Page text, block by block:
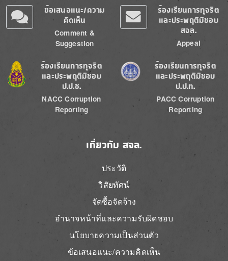
ข้อเสนอแนะ/ความ
คิดเห็น
Comment &
Suggestion
ร้องเรียนการทุจริต
และประพฤติมิชอบ
สจล.
Appeal
Image
ร้องเรียนการทุจริต
และประพฤติมิชอบ
ป.ป.ช.
NACC Corruption
Reporting
Image
ร้องเรียนการทุจริต
และประพฤติมิชอบ
ป.ป.ท.
PACC Corruption
Reporting
เกี่ยวกับ สจล.
ประวัติ
วิสัยทัศน์
จัดซื้อจัดจ้าง
อำนาจหน้าที่และความรับผิดชอบ
นโยบายความเป็นส่วนตัว
ข้อเสนอแนะ/ความคิดเห็น